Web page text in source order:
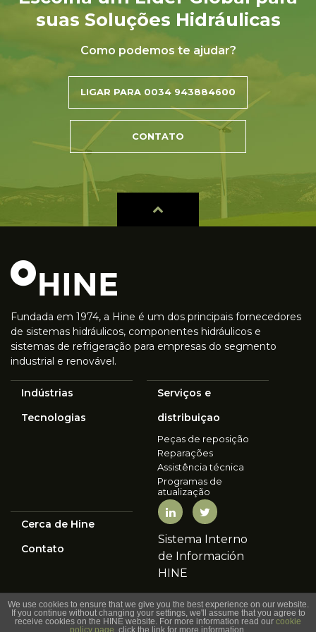
suas Soluções Hidráulicas
Como podemos te ajudar?
LIGAR PARA 0034 943884600
CONTATO
Fundada em 1974, a Hine é um dos principais fornecedores
de sistemas hidráulicos, componentes hidráulicos e
sistemas de refrigeração para empresas do segmento
industrial e renovável.
Indústrias
Tecnologias
Serviços e
distribuiçao
Peças de reposição
Reparações
Assistência técnica
Programas de
atualização
Cerca de Hine
Contato
Sistema Interno
de Información
HINE
POLÍTICA DE COOKIES
TERMINOS LEGAIS
LIGUE PARA
CONTATO
We use cookies to ensure that we give you the best experience on our website.
If you continue without changing your settings, we'll assume that you agree to
receive cookies on the HINE website. For more information read our cookie
policy page , click the link for more information.